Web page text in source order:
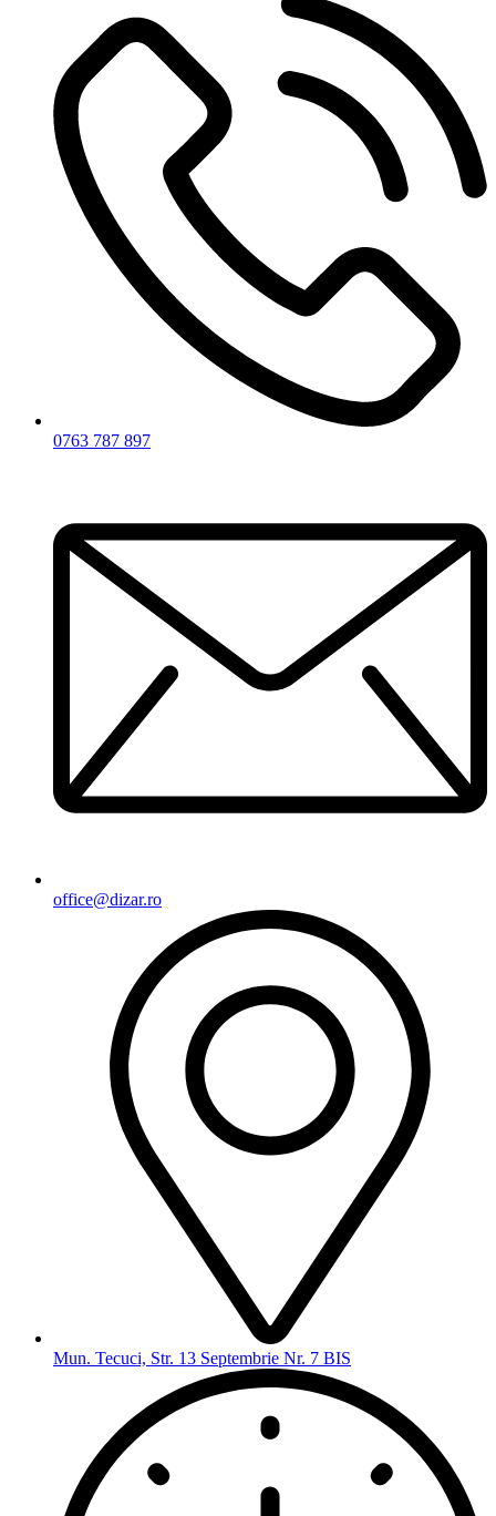
0763 787 897
office@dizar.ro
Mun. Tecuci, Str. 13 Septembrie Nr. 7 BIS